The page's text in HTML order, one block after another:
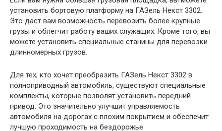
установить бортовую платформу на ГАЗель Некст 3302.
Это даст вам возможность перевозить более крупные
грузы и облегчит работу ваших служащих. Кроме того, вы
можете установить специальные станины для перевозки
длинномерных грузов.
Для тех, кто хочет преобразить ГАЗель Некст 3302 в
полноприводный автомобиль, существуют специальные
комплекты, которые позволят установить передний
привод. Это значительно улучшит управляемость
автомобиля на дорогах с плохим покрытием и обеспечит
лучшую проходимость на бездорожье.